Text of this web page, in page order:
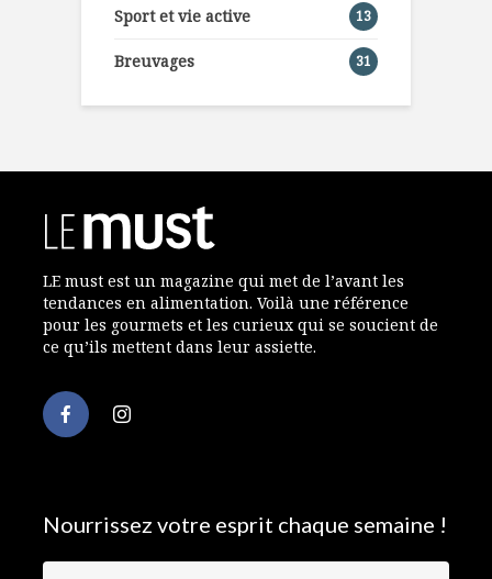
Sport et vie active 13
Breuvages 31
LE must est un magazine qui met de l’avant les
tendances en alimentation. Voilà une référence
pour les gourmets et les curieux qui se soucient de
ce qu’ils mettent dans leur assiette.
Nourrissez votre esprit chaque semaine !